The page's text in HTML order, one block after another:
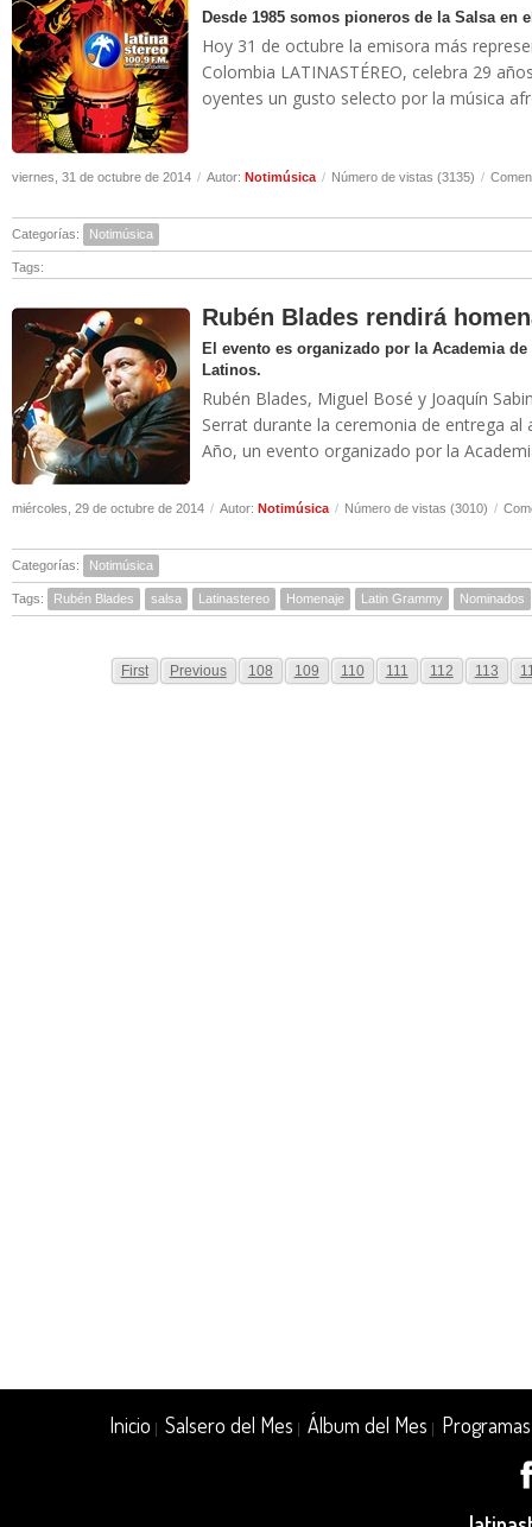
Desde 1985 somos pioneros de la Salsa en
Hoy 31 de octubre la emisora más
Colombia LATINASTÉREO, celebra 29
oyentes un gusto selecto por la música
viernes, 31 de octubre de 2014 / Autor: Notimúsica / Número de vistas (3135) /
Categorías: Notimúsica
Tags:
Rubén Blades rendirá
El evento es organizado por la Academia
Latinos.
Rubén Blades, Miguel Bosé y Joaquín
Serrat durante la ceremonia de entrega
Año, un evento organizado por la
miércoles, 29 de octubre de 2014 / Autor: Notimúsica / Número de vistas (3010) /
Categorías: Notimúsica
Tags: Rubén Blades salsa Latinastereo Homenaje Latin Grammy Nominados
First Previous 108 109 110 111 112 113
Inicio |Salsero del Mes |Álbum del Mes Programas